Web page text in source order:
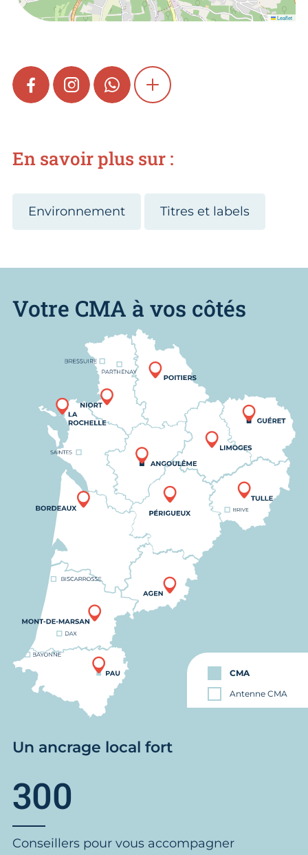
Leaflet
FACEBOOKINSTAGRAMWHATSAPPSHOW MORE
En savoir plus sur :
Environnement Titres et labels
Votre CMA à vos côtés
CMA
Antenne CMA
Un ancrage local fort
300
Conseillers pour vous accompagner